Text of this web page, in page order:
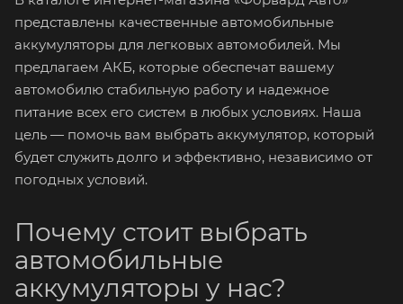
представлены качественные автомобильные
аккумуляторы для легковых автомобилей. Мы
предлагаем АКБ, которые обеспечат вашему
автомобилю стабильную работу и надежное
питание всех его систем в любых условиях. Наша
цель — помочь вам выбрать аккумулятор, который
будет служить долго и эффективно, независимо от
погодных условий.
Почему стоит выбрать
автомобильные
аккумуляторы у нас?